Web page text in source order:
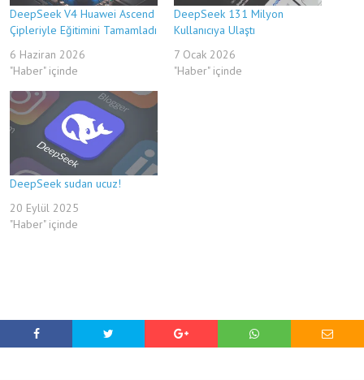
DeepSeek V4 Huawei Ascend
Çipleriyle Eğitimini Tamamladı
6 Haziran 2026
"Haber" içinde
DeepSeek 131 Milyon
Kullanıcıya Ulaştı
7 Ocak 2026
"Haber" içinde
DeepSeek sudan ucuz!
20 Eylül 2025
"Haber" içinde